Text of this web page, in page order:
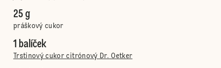
25 g
práškový cukor
1 balíček
Trstinový cukor citrónový Dr. Oetker